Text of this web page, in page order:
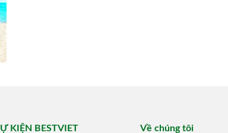
KIỆN BESTVIET Về chúng tôi